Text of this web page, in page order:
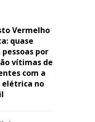
Vermelho
quase
pessoas por
vítimas de
com a
elétrica no